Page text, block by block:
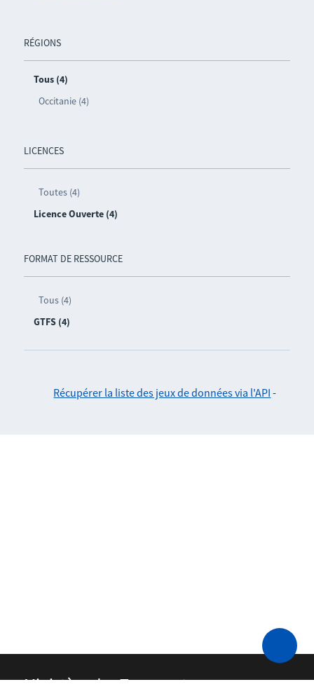
RÉGIONS
Tous (4)
Occitanie (4)
LICENCES
Toutes (4)
Licence Ouverte (4)
FORMAT DE RESSOURCE
Tous (4)
GTFS (4)
Récupérer la liste des jeux de données via l'API -
Ministère des Transports